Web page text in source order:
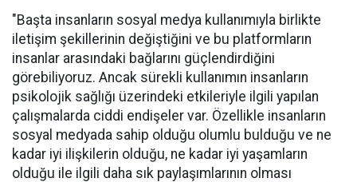
"Başta insanların sosyal medya kullanımıyla birlikte
iletişim şekillerinin değiştiğini ve bu platformların
insanlar arasındaki bağlarını güçlendirdiğini
görebiliyoruz. Ancak sürekli kullanımın insanların
psikolojik sağlığı üzerindeki etkileriyle ilgili yapılan
çalışmalarda ciddi endişeler var. Özellikle insanların
sosyal medyada sahip olduğu olumlu bulduğu ve ne
kadar iyi ilişkilerin olduğu, ne kadar iyi yaşamların
olduğu ile ilgili daha sık paylaşımlarının olması